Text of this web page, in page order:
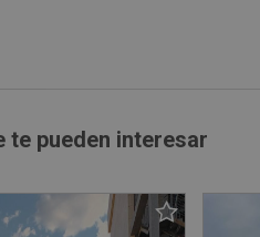
te pueden interesar